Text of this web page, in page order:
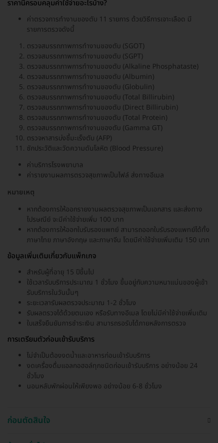
ราคานี้ครอบคลุมค่าใช้จ่ายอะไรบ้าง?
ค่าตรวจการทำงานของตับ 11 รายการ ด้วยวิธีการเจาะเลือด มี
รายการตรวจดังนี้
ตรวจสมรรถภาพการทำงานของตับ (SGOT)
ตรวจสมรรถภาพการทำงานของตับ (SGPT)
ตรวจสมรรถภาพการทำงานของตับ (Alkaline Phosphataste)
ตรวจสมรรถภาพการทำงานของตับ (Albumin)
ตรวจสมรรถภาพการทำงานของตับ (Globulin)
ตรวจสมรรถภาพการทำงานของตับ (Total Billirubin)
ตรวจสมรรถภาพการทำงานของตับ (Direct Billirubin)
ตรวจสมรรถภาพการทำงานของตับ (Total Protein)
ตรวจสมรรถภาพการทำงานของตับ (Gamma GT)
ตรวจหาสารบ่งชี้มะเร็งตับ (AFP)
ซักประวัติและวัดความดันโลหิต (Blood Pressure)
ค่าบริการโรงพยาบาล
ค่ารายงานผลการตรวจสุขภาพเป็นไฟล์ ส่งทางอีเมล
หมายเหตุ
หากต้องการให้ออกรายงานผลตรวจสุขภาพเป็นเอกสาร และส่งทาง
ไปรษณีย์ จะมีค่าใช้จ่ายเพิ่ม 100 บาท
หากต้องการให้ออกใบรับรองแพทย์ สามารถออกใบรับรองแพทย์ได้ทั้ง
ภาษาไทย ภาษาอังกฤษ และภาษาจีน โดยมีค่าใช้จ่ายเพิ่มเติม 150 บาท
ข้อมูลเพิ่มเติมเกี่ยวกับแพ็กเกจ
สำหรับผู้ที่อายุ 15 ปีขึ้นไป
ใช้เวลารับบริการประมาณ 1 ชั่วโมง ขึ้นอยู่กับความหนาแน่นของผู้เข้า
รับบริการในวันนั้นๆ
ระยะเวลารับผลตรวจประมาณ 1-2 ชั่วโมง
รับผลตรวจได้ด้วยตนเอง หรือรับทางอีเมล โดยไม่มีค่าใช้จ่ายเพิ่มเติม
ใบเสร็จยืนยันการชำระเงิน สามารถรอรับได้ภายหลังการตรวจ
การเตรียมตัวก่อนเข้ารับบริการ
ไม่จำเป็นต้องงดน้ำและอาหารก่อนเข้ารับบริการ
งดเครื่องดื่มแอลกอฮอล์ทุกชนิดก่อนเข้ารับบริการ อย่างน้อย 24
ชั่วโมง
นอนหลับพักผ่อนให้เพียงพอ อย่างน้อย 6-8 ชั่วโมง
ก่อนตัดสินใจ